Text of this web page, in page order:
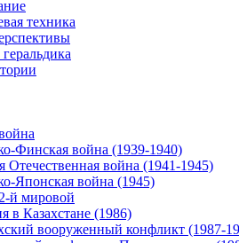
техника
Финская война (1939-1940)
Отечественная война (1941-1945)
Японская война (1945)
й мировой
в Казахстане (1986)
вооруженный конфликт (1987-